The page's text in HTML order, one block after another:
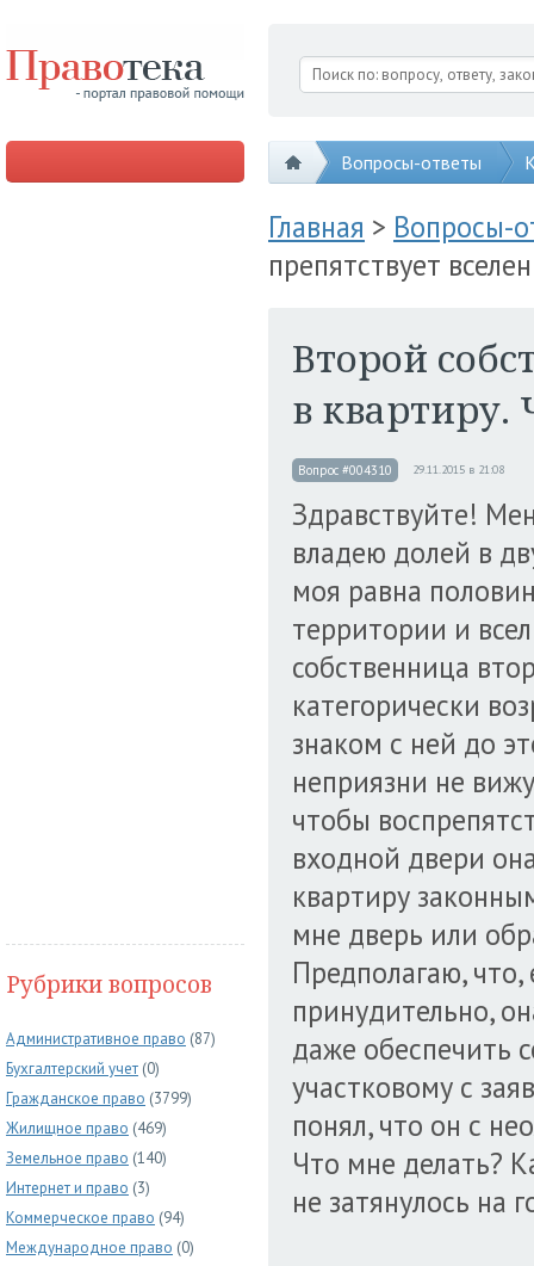
Вопросы-ответы
Рубрики вопросов
Административное право (87)
Бухгалтерский учет (0)
Гражданское право (3799)
Жилищное право (469)
Земельное право (140)
Интернет и право (3)
Коммерческое право (94)
Международное право (0)
Главная > Вопросы-
препятствует
Второй
в квартиру.
Вопрос #004310 29.11.2015 в 21:08
Здравствуйте!
владею долей в
моя равна
территории и
собственница
категорически
знаком с ней до
неприязни не
чтобы
входной двери
квартиру
мне дверь или
Предполагаю,
принудительно,
даже обеспечить
участковому с
понял, что он с
Что мне делать?
не затянулось на